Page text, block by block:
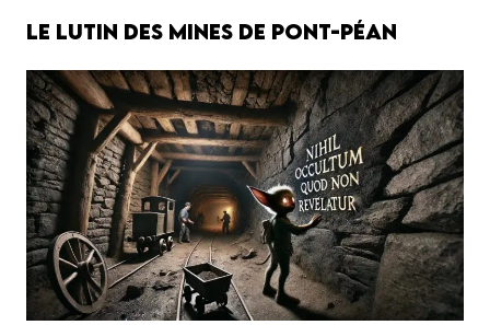
Le lutin des mines de Pont-Péan